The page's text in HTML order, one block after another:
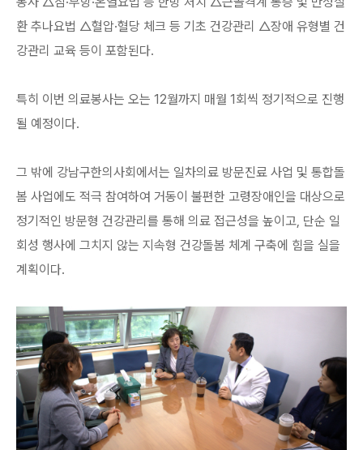
환 추나요법 △혈압·혈당 체크 등 기초 건강관리 △장애 유형별 건
강관리 교육 등이 포함된다.
특히 이번 의료봉사는 오는 12월까지 매월 1회씩 정기적으로 진행
될 예정이다.
그 밖에 강남구한의사회에서는 일차의료 방문진료 사업 및 통합돌
봄 사업에도 적극 참여하여 거동이 불편한 고령장애인을 대상으로
정기적인 방문형 건강관리를 통해 의료 접근성을 높이고, 단순 일
회성 행사에 그치지 않는 지속형 건강돌봄 체계 구축에 힘을 실을
계획이다.